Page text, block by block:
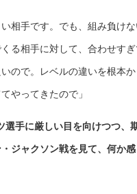
相手です。でも、組み負け
る相手に対して、合わせす
ので。レベルの違いを根本
やってきたので」
手に厳しい目を向けつつ、
ジャクソン戦を見て、何か